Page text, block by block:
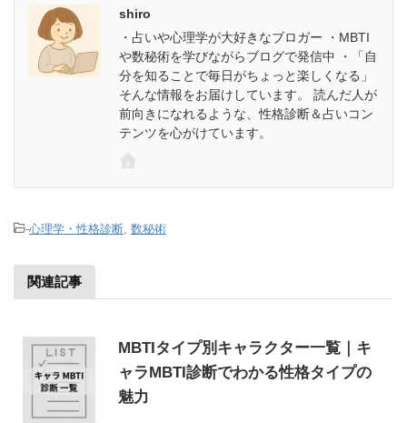
shiro
・占いや心理学が大好きなブロガー ・MBTI
や数秘術を学びながらブログで発信中 ・「自
分を知ることで毎日がちょっと楽しくなる」
そんな情報をお届けしています。 読んだ人が
前向きになれるような、性格診断＆占いコン
テンツを心がけています。
-心理学・性格診断 数秘術
関連記事
MBTIタイプ別キャラクター一覧｜キ
ャラMBTI診断でわかる性格タイプの
魅力